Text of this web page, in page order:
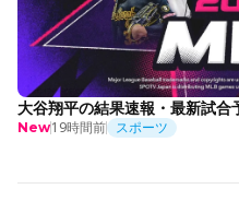
大谷翔平の結果速報・最新試
New19時間前 スポーツ